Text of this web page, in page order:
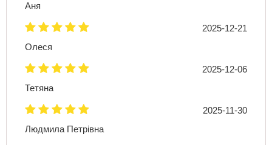
Аня
2025-12-21
Олеся
2025-12-06
Тетяна
2025-11-30
Людмила Петрівна